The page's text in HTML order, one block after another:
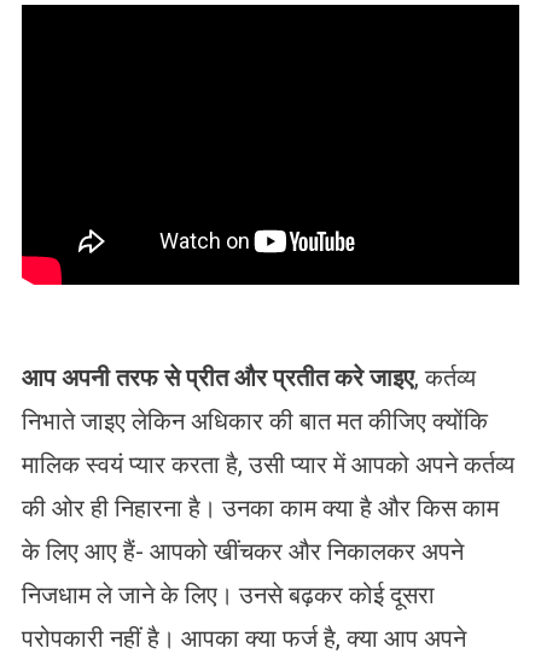
आप अपनी तरफ से प्रीत और प्रतीत करे जाइए, कर्तव्य
निभाते जाइए लेकिन अधिकार की बात मत कीजिए क्योंकि
मालिक स्वयं प्यार करता है, उसी प्यार में आपको अपने कर्तव्य
की ओर ही निहारना है। उनका काम क्या है और किस काम
के लिए आए हैं- आपको खींचकर और निकालकर अपने
निजधाम ले जाने के लिए। उनसे बढ़कर कोई दूसरा
परोपकारी नहीं है। आपका क्या फर्ज है, क्या आप अपने